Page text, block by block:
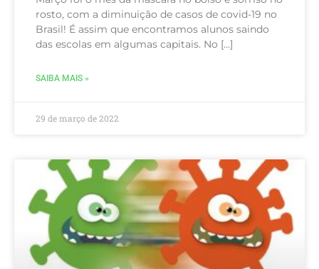
rosto, com a diminuição de casos de covid-19 no
Brasil! É assim que encontramos alunos saindo
das escolas em algumas capitais. No […]
SAIBA MAIS »
29 de março de 2022